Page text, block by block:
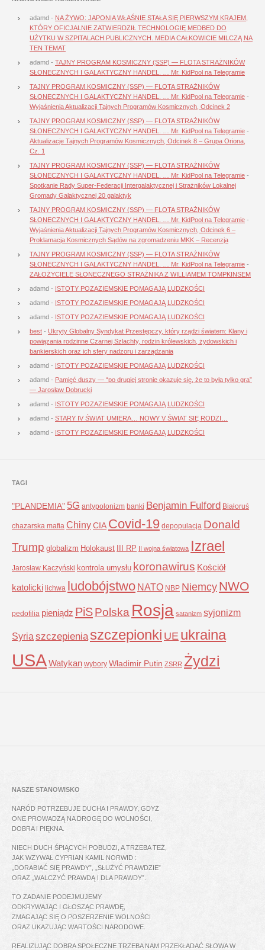
adamd - NA ŻYWO: JAPONIA WŁAŚNIE STAŁA SIĘ PIERWSZYM KRAJEM,
KTÓRY OFICJALNIE ZATWIERDZIŁ TECHNOLOGIĘ MEDBED DO
UŻYTKU W SZPITALACH PUBLICZNYCH. MEDIA CAŁKOWICIE MILCZĄ NA
TEN TEMAT
adamd - TAJNY PROGRAM KOSMICZNY (SSP) — FLOTA STRAŻNIKÓW
SŁONECZNYCH I GALAKTYCZNY HANDEL. … Mr. KidPool na Telegramie
TAJNY PROGRAM KOSMICZNY (SSP) — FLOTA STRAŻNIKÓW
SŁONECZNYCH I GALAKTYCZNY HANDEL. … Mr. KidPool na Telegramie -
Wyjaśnienia Aktualizacji Tajnych Programów Kosmicznych, Odcinek 2
TAJNY PROGRAM KOSMICZNY (SSP) — FLOTA STRAŻNIKÓW
SŁONECZNYCH I GALAKTYCZNY HANDEL. … Mr. KidPool na Telegramie -
Aktualizacje Tajnych Programów Kosmicznych, Odcinek 8 – Grupa Oriona,
Cz. 1
TAJNY PROGRAM KOSMICZNY (SSP) — FLOTA STRAŻNIKÓW
SŁONECZNYCH I GALAKTYCZNY HANDEL. … Mr. KidPool na Telegramie -
Spotkanie Rady Super-Federacji Intergalaktycznej i Strażników Lokalnej
Gromady Galaktycznej 20 galaktyk
TAJNY PROGRAM KOSMICZNY (SSP) — FLOTA STRAŻNIKÓW
SŁONECZNYCH I GALAKTYCZNY HANDEL. … Mr. KidPool na Telegramie -
Wyjaśnienia Aktualizacji Tajnych Programów Kosmicznych, Odcinek 6 –
Proklamacja Kosmicznych Sądów na zgromadzeniu MKK – Recenzja
TAJNY PROGRAM KOSMICZNY (SSP) — FLOTA STRAŻNIKÓW
SŁONECZNYCH I GALAKTYCZNY HANDEL. … Mr. KidPool na Telegramie -
ZAŁOŻYCIELE SŁONECZNEGO STRAŻNIKA Z WILLIAMEM TOMPKINSEM
adamd - ISTOTY POZAZIEMSKIE POMAGAJĄ LUDZKOŚCI
adamd - ISTOTY POZAZIEMSKIE POMAGAJĄ LUDZKOŚCI
adamd - ISTOTY POZAZIEMSKIE POMAGAJĄ LUDZKOŚCI
best - Ukryty Globalny Syndykat Przestępczy, który rządzi światem: Klany i
powiązania rodzinne Czarnej Szlachty, rodzin królewskich, żydowskich i
bankierskich oraz ich sfery nadzoru i zarządzania
adamd - ISTOTY POZAZIEMSKIE POMAGAJĄ LUDZKOŚCI
adamd - Pamięć duszy — “po drugiej stronie okazuje się, że to była tylko gra”
— Jarosław Dobrucki
adamd - ISTOTY POZAZIEMSKIE POMAGAJĄ LUDZKOŚCI
adamd - STARY IV ŚWIAT UMIERA… NOWY V ŚWIAT SIĘ RODZI…
adamd - ISTOTY POZAZIEMSKIE POMAGAJĄ LUDZKOŚCI
TAGI
"PLANDEMIA" 5G antypolonizm banki Benjamin Fulford Białoruś
chazarska mafia ChinyCIA Covid-19 depopulacja Donald
Trump globalizm Holokaust III RP II wojna światowa Izrael
Jarosław Kaczyński kontrola umysłu koronawirus Kościół
katolicki lichwa ludobójstwo NATO NBP NiemcyNWO
pedofilia pieniądz PiSPolska Rosja satanizm syjonizm
Syria szczepienia szczepionki UE ukraina
USAWatykan wybory Władimir Putin ZSRR Żydzi
NASZE STANOWISKO
NARÓD POTRZEBUJE DUCHA I PRAWDY, GDYŻ
ONE PROWADZĄ NA DROGĘ DO WOLNOŚCI,
DOBRA I PIĘKNA.
NIECH DUCH ŚPIĄCYCH POBUDZI, A TRZEBA TEŻ,
JAK WZYWAŁ CYPRIAN KAMIL NORWID :
„DORABIAĆ SIĘ PRAWDY”, „SŁUŻYĆ PRAWDZIE”
ORAZ „WALCZYĆ PRAWDĄ I DLA PRAWDY”.
TO ZADANIE PODEJMUJEMY
ODKRYWAJĄC I GŁOSZĄC PRAWDĘ,
ZMAGAJĄC SIĘ O POSZERZENIE WOLNOŚCI
ORAZ UKAZUJĄC WARTOŚCI NARODOWE.
REALIZUJĄC DOBRA SPOŁECZNE TRZEBA NAM PRZEKŁADAĆ SŁOWA W